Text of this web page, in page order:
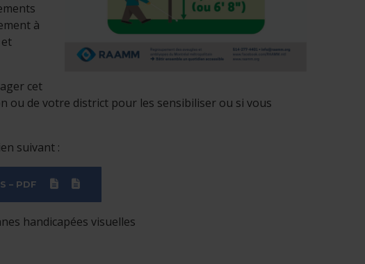
à
cet
ou de votre district pour les sensibiliser ou si vous
suivant :
– PDF (PDF)(PDF)
handicapées visuelles